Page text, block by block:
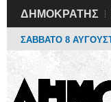
ΔΗΜΟΚΡΑΤΗΣ
ΣΑΒΒΑΤΟ 8